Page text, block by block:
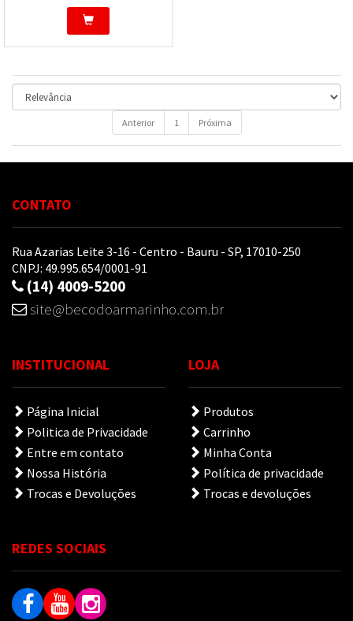
Anterior 1 Próxima
CONTATO
Rua Azarias Leite 3-16 - Centro - Bauru - SP, 17010-250
CNPJ: 49.995.654/0001-91
(14) 4009-5200
site@becodoarmarinho.com.br
INSTITUCIONAL
Página Inicial
Politica de Privacidade
Entre em contato
Nossa História
Trocas e Devoluções
LOJA
Produtos
Carrinho
Minha Conta
Política de privacidade
Trocas e devoluções
REDES SOCIAIS